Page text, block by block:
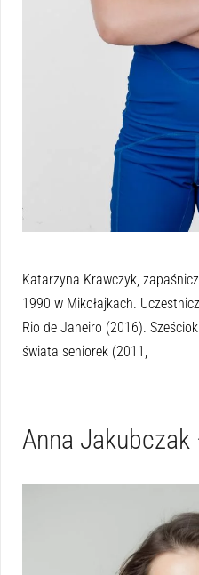
Katarzyna Krawczyk,
1990 w Mikołajkach.
Rio de Janeiro (2016).
świata seniorek (2011,
Anna